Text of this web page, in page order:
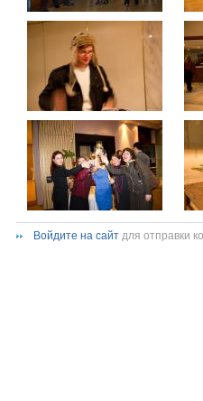
Войдите на сайт для отправки